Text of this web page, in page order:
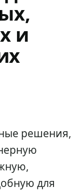
и
решения,
для